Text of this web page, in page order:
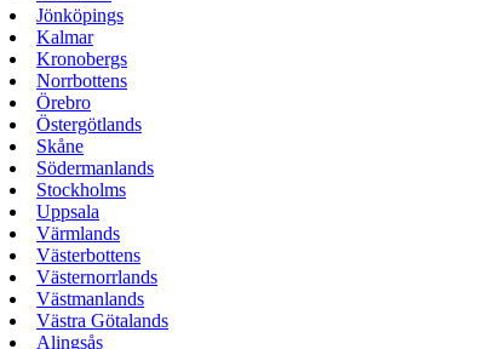
Jönköpings
Kalmar
Kronobergs
Norrbottens
Örebro
Östergötlands
Skåne
Södermanlands
Stockholms
Uppsala
Värmlands
Västerbottens
Västernorrlands
Västmanlands
Västra Götalands
Alingsås